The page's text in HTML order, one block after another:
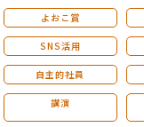
よおこ賞
SNS活用
自主的社員
講演